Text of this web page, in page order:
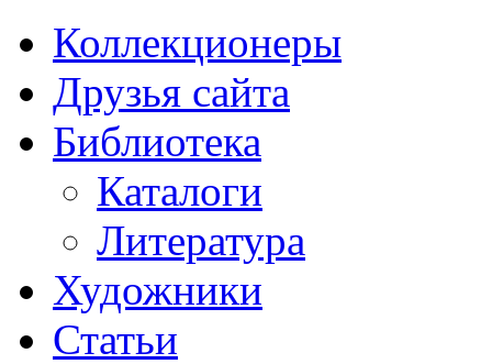
Коллекционеры
Друзья сайта
Библиотека
Каталоги
Литература
Художники
Статьи